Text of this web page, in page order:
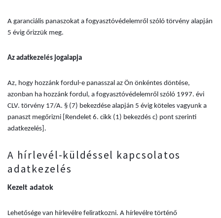
A garanciális panaszokat a fogyasztóvédelemről szóló törvény alapján
5 évig őrizzük meg.
Az adatkezelés jogalapja
Az, hogy hozzánk fordul-e panasszal az Ön önkéntes döntése,
azonban ha hozzánk fordul, a fogyasztóvédelemről szóló 1997. évi
CLV. törvény 17/A. § (7) bekezdése alapján 5 évig köteles vagyunk a
panaszt megőrizni [Rendelet 6. cikk (1) bekezdés c) pont szerinti
adatkezelés].
A hírlevél-küldéssel kapcsolatos
adatkezelés
Kezelt adatok
Lehetősége van hírlevélre feliratkozni. A hírlevélre történő